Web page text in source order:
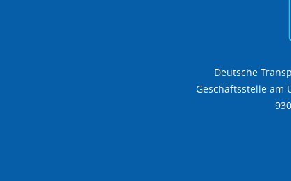
Deutsche
Geschäftsstelle am